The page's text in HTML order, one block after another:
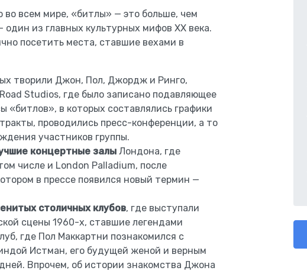
во всем мире, «битлы» — это больше, чем
один из главных культурных мифов XX века.
посетить места, ставшие вехами в
творили Джон, Пол, Джордж и Ринго,
Studios, где было записано подавляющее
«битлов», в которых составлялись графики
проводились пресс-конференции, а то
участников группы.
концертные залы Лондона, где
числе и London Palladium, после
в прессе появился новый термин —
столичных клубов, где выступали
сцены 1960-х, ставшие легендами
где Пол Маккартни познакомился с
Истман, его будущей женой и верным
Впрочем, об истории знакомства Джона